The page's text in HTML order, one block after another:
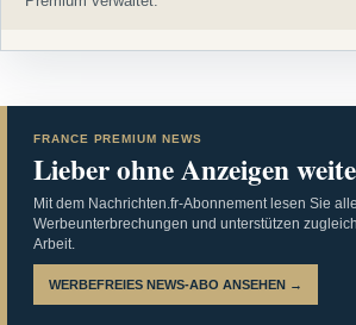
FRANCE PREMIUM NEWS
Lieber ohne Anzeigen
Mit dem Nachrichten.fr-Abonnement lesen Sie
Werbeunterbrechungen und unterstützen
Arbeit.
WERBEFREIES NEWS-ABO ANSEHEN →